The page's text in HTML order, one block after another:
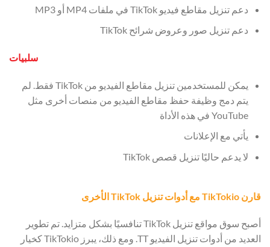
دعم تنزيل مقاطع فيديو TikTok في ملفات MP4 أو MP3
دعم تنزيل صور وعروض شرائح TikTok
سلبيات
يمكن للمستخدمين تنزيل مقاطع الفيديو من TikTok فقط. لم
يتم دمج وظيفة حفظ مقاطع الفيديو من منصات أخرى مثل
YouTube في هذه الأداة
يأتي مع الإعلانات
لا يدعم حاليًا تنزيل قصص TikTok
قارن TikTokio مع أدوات تنزيل TikTok الأخرى
أصبح سوق مواقع تنزيل TikTok تنافسيًا بشكل متزايد. تم تطوير
العديد من أدوات تنزيل الفيديو TT. ومع ذلك، يبرز TikTokio كخيار